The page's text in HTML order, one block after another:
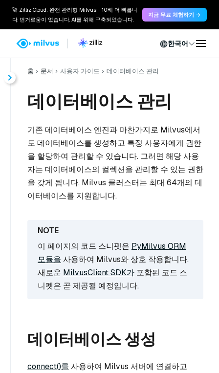
🚀 Zilliz Cloud: 완전 관리형 Milvus - 10배 더 빠릅니
다. 번거로움이 없습니다. AI를 위해 구축되었습니다.
지금 무료 체험하기 →
한국어
홈 문서 사용자 가이드 데이터베이스 관리
데이터베이스 관리
기존 데이터베이스 엔진과 마찬가지로 Milvus에서
도 데이터베이스를 생성하고 특정 사용자에게 권한
을 할당하여 관리할 수 있습니다. 그러면 해당 사용
자는 데이터베이스의 컬렉션을 관리할 수 있는 권한
을 갖게 됩니다. Milvus 클러스터는 최대 64개의 데
이터베이스를 지원합니다.
이 페이지의 코드 스니펫은 PyMilvus ORM
모듈을 사용하여 Milvus와 상호 작용합니다.
새로운 MilvusClient SDK가 포함된 코드 스
니펫은 곧 제공될 예정입니다.
데이터베이스 생성
connect()를 사용하여 Milvus 서버에 연결하고